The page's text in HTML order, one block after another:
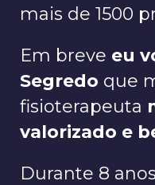
mais de 1500
Em breve eu
Segredo que
fisioterapeuta
valorizado e
Durante 8